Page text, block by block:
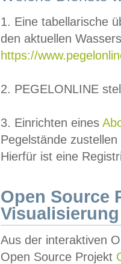
1. Eine tabellarische
den aktuellen
https://
2. PEGELONLINE
3. Einrichten eines
Pegelstände
Hierfür ist eine
Open Source
Visualisierung
Aus der interaktiven
Open Source Projekt